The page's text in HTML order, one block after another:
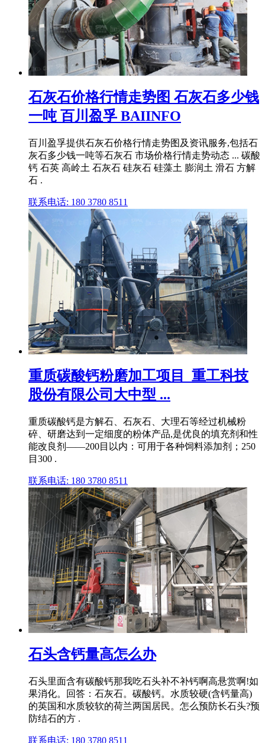
石灰石价格行情走势图 石灰石多少钱
一吨 百川盈孚 BAIINFO
百川盈孚提供石灰石价格行情走势图及资讯服务,包括石
灰石多少钱一吨等石灰石 市场价格行情走势动态 ... 碳酸
钙 石英 高岭土 石灰石 硅灰石 硅藻土 膨润土 滑石 方解
石 .
联系电话: 180 3780 8511
重质碳酸钙粉磨加工项目_重工科技
股份有限公司大中型 ...
重质碳酸钙是方解石、石灰石、大理石等经过机械粉
碎、研磨达到一定细度的粉体产品,是优良的填充剂和性
能改良剂——200目以内：可用于各种饲料添加剂；250
目300 .
联系电话: 180 3780 8511
石头含钙量高怎么办
石头里面含有碳酸钙那我吃石头补不补钙啊高悬赏啊!如
果消化。回答：石灰石。碳酸钙。水质较硬(含钙量高)
的英国和水质较软的荷兰两国居民。怎么预防长石头?预
防结石的方 .
联系电话: 180 3780 8511